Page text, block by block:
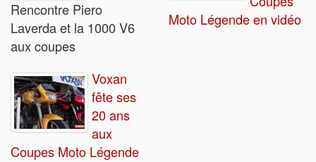
Rencontre Piero
Laverda et la 1000 V6
aux coupes
Moto Légende en vidéo
Voxan
fête ses
20 ans
aux
Coupes Moto Légende